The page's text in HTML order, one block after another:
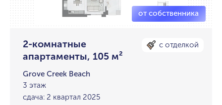
2-комнатные
апартаменты, 105 м²
с отделкой
Grove Creek Beach
3 этаж
сдача: 2 квартал 2025